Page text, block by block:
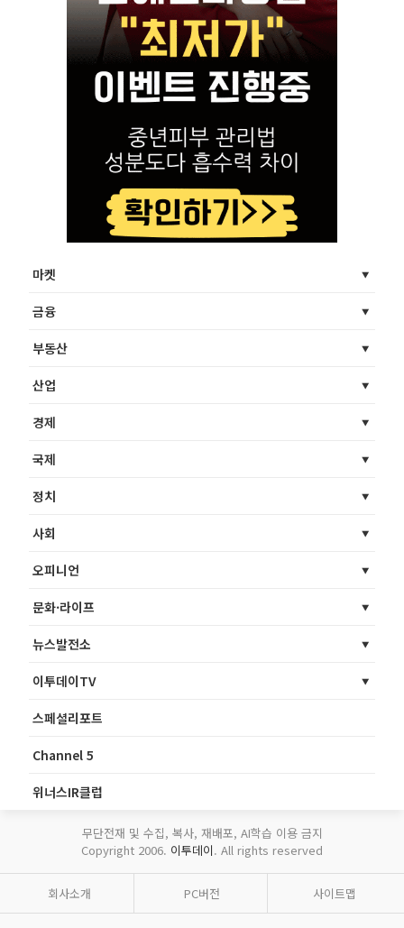
마켓
금융
부동산
산업
경제
국제
정치
사회
오피니언
문화·라이프
뉴스발전소
이투데이TV
스페셜리포트
Channel 5
위너스IR클럽
무단전재 및 수집, 복사, 재배포, AI학습 이용 금지
Copyright 2006. 이투데이. All rights reserved
회사소개 PC버전 사이트맵